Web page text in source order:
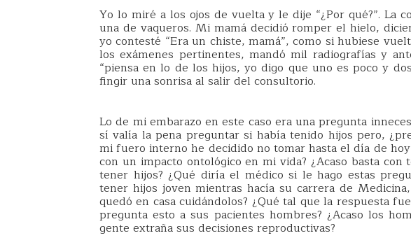
Yo lo miré a los ojos de vuelta y le dije “¿Por qué?”. La
una de vaqueros. Mi mamá decidió romper el hielo,
yo contesté “Era un chiste, mamá”, como si hubiese
los exámenes pertinentes, mandó mil radiografías y
“piensa en lo de los hijos, yo digo que uno es poco y
fingir una sonrisa al salir del consultorio.
Lo de mi embarazo en este caso era una pregunta
sí valía la pena preguntar si había tenido hijos pero,
mi fuero interno he decidido no tomar hasta el día de
con un impacto ontológico en mi vida? ¿Acaso basta
tener hijos? ¿Qué diría el médico si le hago estas
tener hijos joven mientras hacía su carrera de
quedó en casa cuidándolos? ¿Qué tal que la respuesta
pregunta esto a sus pacientes hombres? ¿Acaso los
gente extraña sus decisiones reproductivas?